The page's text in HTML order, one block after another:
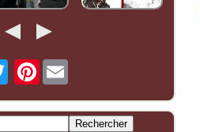
Pinterest